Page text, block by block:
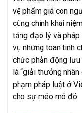
vệ phẩm giá con
cũng chính khái
tảng đạo lý và pháp
vụ những toan tính
chức phản động
là “giải thưởng
phạm pháp luật ở
cho sự méo mó đó.